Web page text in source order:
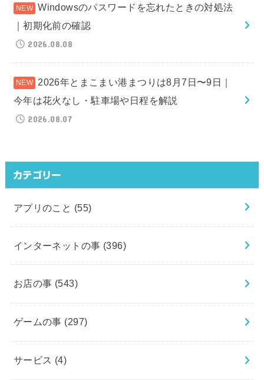
Windowsのパスワードを忘れたときの対処法
｜初期化前の確認
2026.08.08
2026年とまこまい港まつりは8月7日〜9日｜
今年は花火なし・駐車場や日程を解説
2026.08.07
カテゴリー
アプリのこと (55)
インターネットの事 (396)
お店の事 (543)
ゲームの事 (297)
サービス (4)